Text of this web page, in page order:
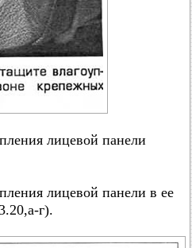
лицевой панели
лицевой панели в ее
г).